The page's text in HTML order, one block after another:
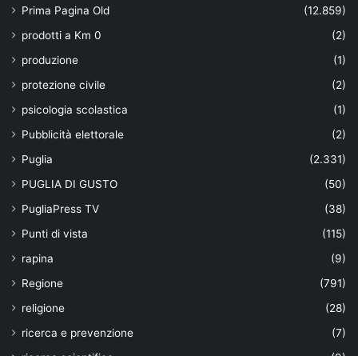
Prima Pagina Old
(12.859)
prodotti a Km 0
(2)
produzione
(1)
protezione civile
(2)
psicologia scolastica
(1)
Pubblicità elettorale
(2)
Puglia
(2.331)
PUGLIA DI GUSTO
(50)
PugliaPress TV
(38)
Punti di vista
(115)
rapina
(9)
Regione
(791)
religione
(28)
ricerca e prevenzione
(7)